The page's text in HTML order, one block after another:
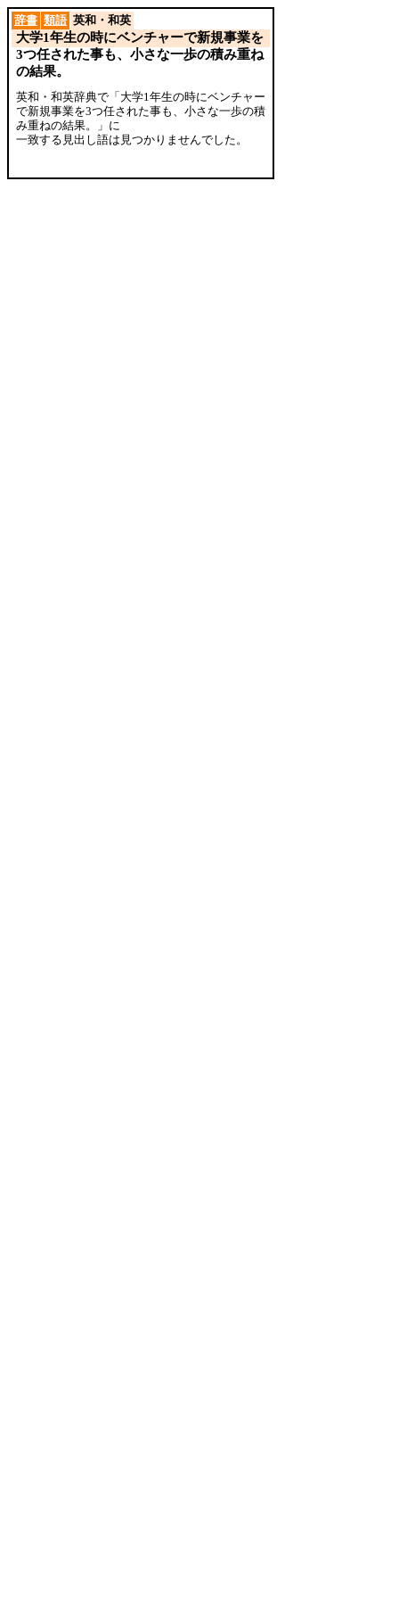
辞書 類語 英和・和英
大学1年生の時にベンチャーで新規事業を
3つ任された事も、小さな一歩の積み重ね
の結果。
英和・和英辞典で「大学1年生の時にベンチャー
で新規事業を3つ任された事も、小さな一歩の積
み重ねの結果。」に
一致する見出し語は見つかりませんでした。